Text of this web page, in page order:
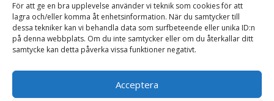
För att ge en bra upplevelse använder vi teknik som cookies för att
lagra och/eller komma åt enhetsinformation. När du samtycker till
dessa tekniker kan vi behandla data som surfbeteende eller unika ID:n
på denna webbplats. Om du inte samtycker eller om du återkallar ditt
samtycke kan detta påverka vissa funktioner negativt.
Acceptera
Search